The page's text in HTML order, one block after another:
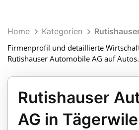
Home Kategorien
Firmenprofil und detaillierte
Rutishauser Automobile AG auf
Rutishauser
AG in